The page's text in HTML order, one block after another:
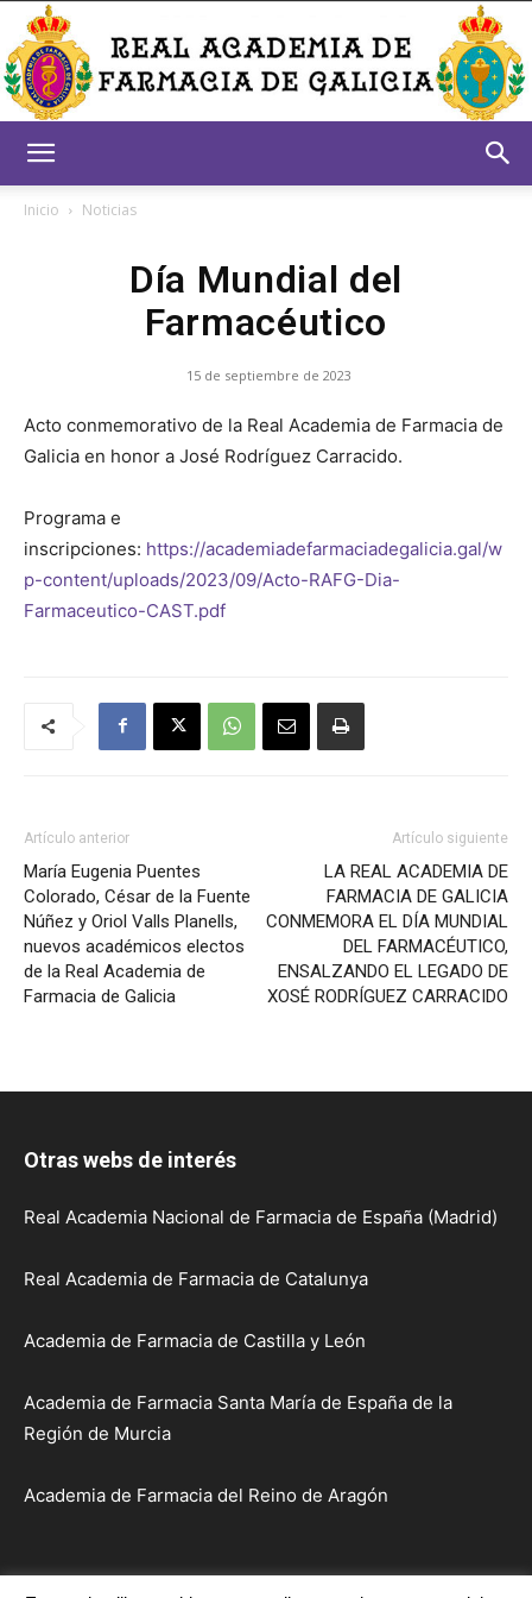
Academia
de
Galicia
Inicio Noticias
Día Mundial del
Farmacéutico
15 de septiembre de 2023
Acto conmemorativo de la Real Academia de Farmacia de
Galicia en honor a José Rodríguez Carracido.
Programa e
inscripciones: https://academiadefarmaciadegalicia.gal/w
p-content/uploads/2023/09/Acto-RAFG-Dia-
Farmaceutico-CAST.pdf
Artículo anterior
María Eugenia Puentes
Colorado, César de la Fuente
Núñez y Oriol Valls Planells,
nuevos académicos electos
de la Real Academia de
Farmacia de Galicia
Artículo siguiente
LA REAL ACADEMIA DE
FARMACIA DE GALICIA
CONMEMORA EL DÍA MUNDIAL
DEL FARMACÉUTICO,
ENSALZANDO EL LEGADO DE
XOSÉ RODRÍGUEZ CARRACIDO
Otras webs de interés
Real Academia Nacional de Farmacia de España (Madrid)
Real Academia de Farmacia de Catalunya
Academia de Farmacia de Castilla y León
Academia de Farmacia Santa María de España de la
Región de Murcia
Academia de Farmacia del Reino de Aragón